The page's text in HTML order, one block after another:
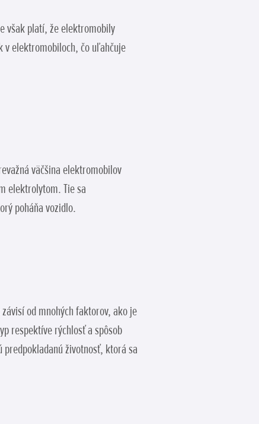
však platí, že elektromobily
v elektromobiloch, čo uľahčuje
väčšina elektromobilov
elektrolytom. Tie sa
poháňa vozidlo.
od mnohých faktorov, ako je
respektíve rýchlosť a spôsob
životnosť, ktorá sa